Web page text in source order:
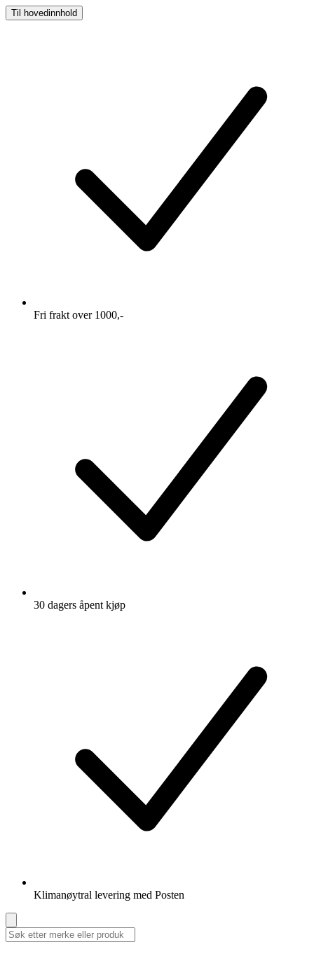
Til hovedinnhold
Fri frakt over 1000,-
30 dagers åpent kjøp
Klimanøytral levering med Posten